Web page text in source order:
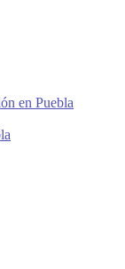
en Puebla